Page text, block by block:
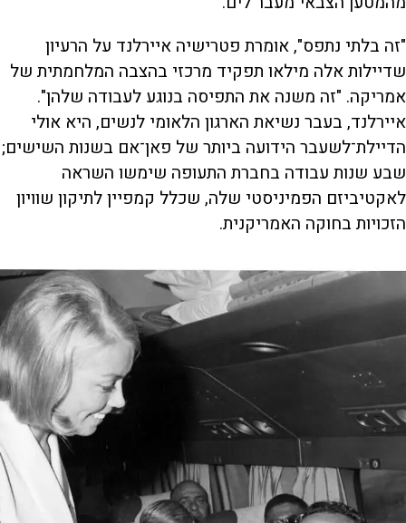
"זה בלתי נתפס", אומרת פטרישיה איירלנד על הרעיון
שדיילות אלה מילאו תפקיד מרכזי בהצבה המלחמתית של
אמריקה. "זה משנה את התפיסה בנוגע לעבודה שלהן".
איירלנד, בעבר נשיאת הארגון הלאומי לנשים, היא אולי
הדיילת־לשעבר הידועה ביותר של פאן־אם בשנות השישים;
שבע שנות עבודה בחברת התעופה שימשו השראה
לאקטיביזם הפמיניסטי שלה, שכלל קמפיין לתיקון שוויון
הזכויות בחוקה האמריקנית.